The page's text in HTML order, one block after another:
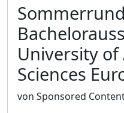
University of
Sciences
von Sponsored